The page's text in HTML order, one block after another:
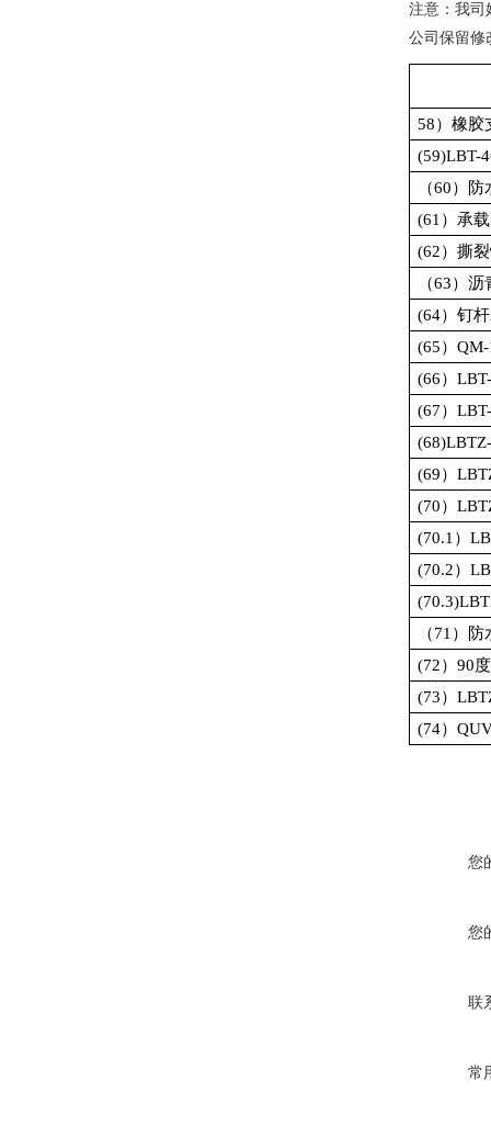
注意：我司
公司保留修
58）橡胶
(59)LBT-
（60）防
(61 ）承
(62）撕
（63）沥
(64）钉
(65） QM-
(66）
(67）
(69）
(70）
(70.1 ）
(70.2）
（71 ）防
(72） 90
(73）
(74）
您
您
联
常